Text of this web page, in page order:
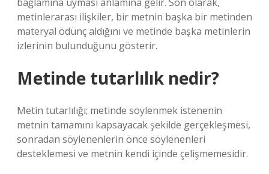
metinlerarası ilişkiler, bir metnin başka bir metinden
materyal ödünç aldığını ve metinde başka metinlerin
izlerinin bulunduğunu gösterir.
Metinde tutarlılık nedir?
Metin tutarlılığı; metinde söylenmek istenenin
metnin tamamını kapsayacak şekilde gerçekleşmesi,
sonradan söylenenlerin önce söylenenleri
desteklemesi ve metnin kendi içinde çelişmemesidir.